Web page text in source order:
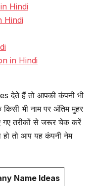
Hindi
Hindi
in Hindi
देते हैं तो आपकी कंपनी भी
भी नाम पर अंतिम मुहर
गए तरीकों से जरूर चेक करें
हो तो आप यह कंपनी नेम
Name Ideas